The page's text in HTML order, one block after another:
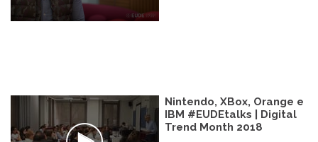
Nintendo, XBox, Orange e
IBM #EUDEtalks | Digital
Trend Month 2018